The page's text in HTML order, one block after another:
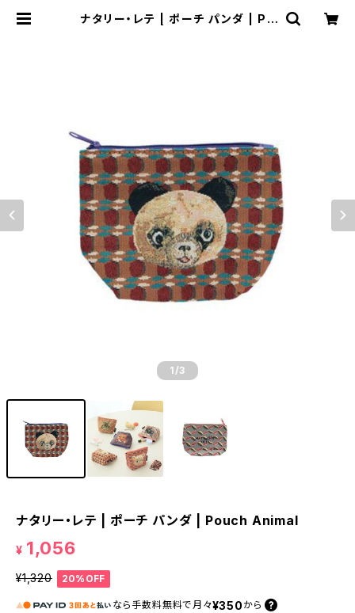
ナタリー・レテ | ポーチ パンダ | Po
1 /3
ナタリー・レテ | ポーチ パンダ | Pouch Animal
¥ 1,056
¥1,320 20%OFF
なら 手数料無料で 月々¥350 から